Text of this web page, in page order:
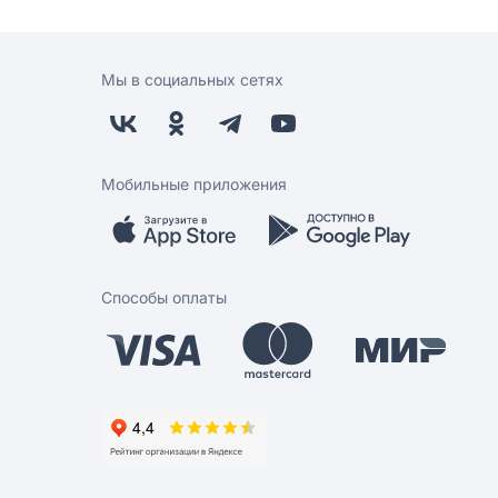
Мы в социальных сетях
Мобильные приложения
Способы оплаты